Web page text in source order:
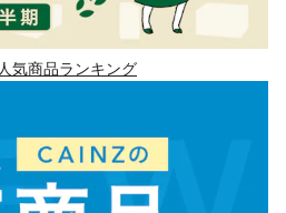
気商品ランキング